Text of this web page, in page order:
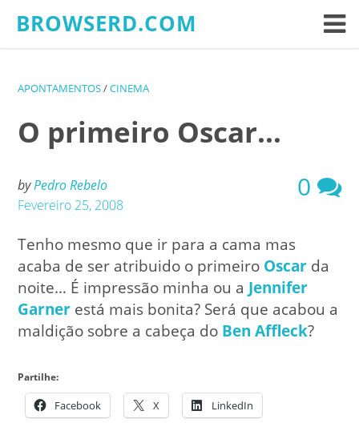
BROWSERD.COM
APONTAMENTOS/CINEMA
O primeiro Oscar…
byPedro Rebelo
Fevereiro 25, 2008
0
Tenho mesmo que ir para a cama mas
acaba de ser atribuido o primeiro Oscar da
noite… É impressão minha ou a Jennifer
Garner está mais bonita? Será que acabou a
maldição sobre a cabeça do Ben Affleck?
Partilhe:
Facebook X LinkedIn